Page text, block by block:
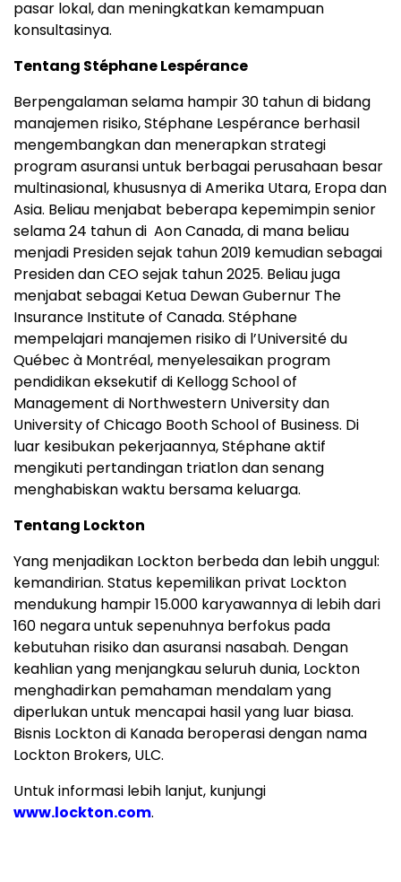
pasar lokal, dan meningkatkan kemampuan
konsultasinya.
Tentang Stéphane Lespérance
Berpengalaman selama hampir 30 tahun di bidang
manajemen risiko, Stéphane Lespérance berhasil
mengembangkan dan menerapkan strategi
program asuransi untuk berbagai perusahaan besar
multinasional, khususnya di Amerika Utara, Eropa dan
Asia. Beliau menjabat beberapa kepemimpin senior
selama 24 tahun di Aon Canada, di mana beliau
menjadi Presiden sejak tahun 2019 kemudian sebagai
Presiden dan CEO sejak tahun 2025. Beliau juga
menjabat sebagai Ketua Dewan Gubernur The
Insurance Institute of Canada. Stéphane
mempelajari manajemen risiko di l’Université du
Québec à Montréal, menyelesaikan program
pendidikan eksekutif di Kellogg School of
Management di Northwestern University dan
University of Chicago Booth School of Business. Di
luar kesibukan pekerjaannya, Stéphane aktif
mengikuti pertandingan triatlon dan senang
menghabiskan waktu bersama keluarga.
Tentang Lockton
Yang menjadikan Lockton berbeda dan lebih unggul:
kemandirian. Status kepemilikan privat Lockton
mendukung hampir 15.000 karyawannya di lebih dari
160 negara untuk sepenuhnya berfokus pada
kebutuhan risiko dan asuransi nasabah. Dengan
keahlian yang menjangkau seluruh dunia, Lockton
menghadirkan pemahaman mendalam yang
diperlukan untuk mencapai hasil yang luar biasa.
Bisnis Lockton di Kanada beroperasi dengan nama
Lockton Brokers, ULC.
Untuk informasi lebih lanjut, kunjungi
www.lockton.com.